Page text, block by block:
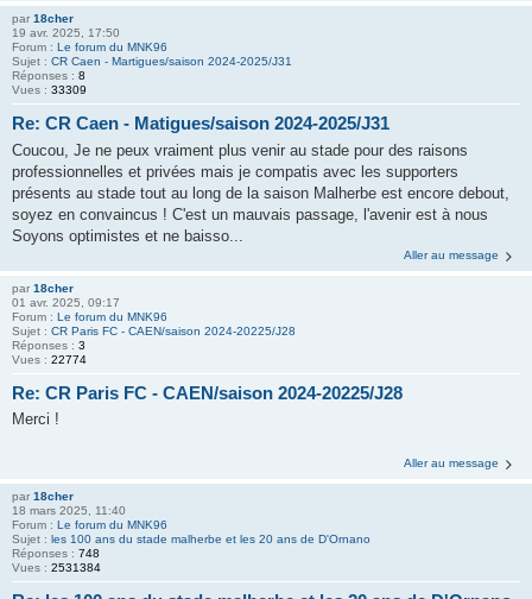
par 18cher
19 avr. 2025, 17:50
Forum : Le forum du MNK96
Sujet : CR Caen - Martigues/saison 2024-2025/J31
Réponses : 8
Vues : 33309
Re: CR Caen - Matigues/saison 2024-2025/J31
Coucou, Je ne peux vraiment plus venir au stade pour des raisons
professionnelles et privées mais je compatis avec les supporters
présents au stade tout au long de la saison Malherbe est encore debout,
soyez en convaincus ! C'est un mauvais passage, l'avenir est à nous
Soyons optimistes et ne baisso...
Aller au message
par 18cher
01 avr. 2025, 09:17
Forum : Le forum du MNK96
Sujet : CR Paris FC - CAEN/saison 2024-20225/J28
Réponses : 3
Vues : 22774
Re: CR Paris FC - CAEN/saison 2024-20225/J28
Merci !
Aller au message
par 18cher
18 mars 2025, 11:40
Forum : Le forum du MNK96
Sujet : les 100 ans du stade malherbe et les 20 ans de D'Ornano
Réponses : 748
Vues : 2531384